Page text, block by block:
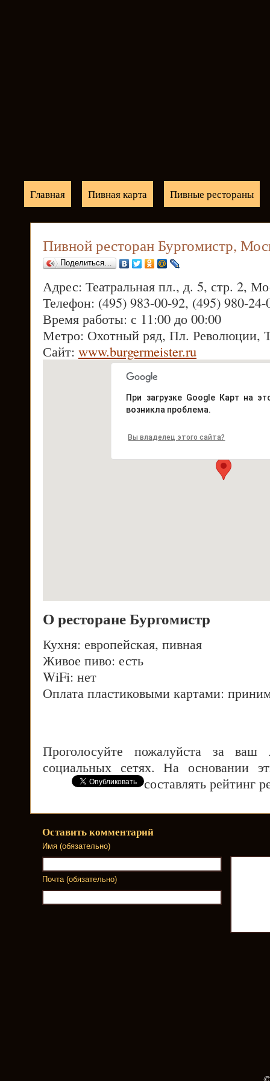
Главная Пивная карта Пивные рестораны
Пивной ресторан Бургомистр,
Поделиться…
Адрес: Театральная пл., д. 5, стр. 2,
Телефон: (495) 983-00-92, (495) 980-24-
Время работы: с 11:00 до 00:00
Метро: Охотный ряд, Пл. Революции,
Сайт: www.burgermeister.ru
При загрузке Google Карт на
возникла проблема.
Вы владелец этого сайта?
О ресторане Бургомистр
Кухня: европейская, пивная
Живое пиво: есть
WiFi: нет
Оплата пластиковыми картами:
Проголосуйте пожалуйста за
социальных сетях. На основании
составлять рейтинг
Оставить комментарий
Имя (обязательно)
Почта (обязательно)